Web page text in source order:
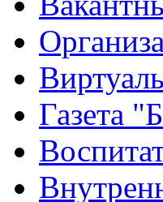
Газета